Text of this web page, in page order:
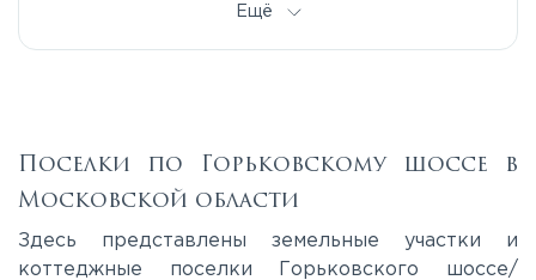
Ещё
Поселки по Горьковскому шоссе в
Московской области
Здесь представлены земельные участки и
коттеджные поселки Горьковского шоссе/